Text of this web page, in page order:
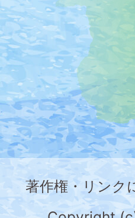
を
記
し
た
地
図。
神
奈
川
著作権・リンク